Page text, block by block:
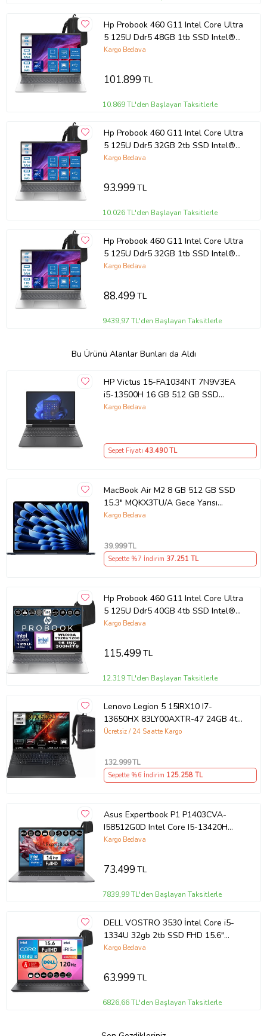
Hp Probook 460 G11 Intel Core Ultra
5 125U Ddr5 48GB 1tb SSD Intel®
Aı Boost 16 Wuxga IPS Windows 11
9Y7S7ETP14 + Zettaçanta
Kargo Bedava
101.899TL
10.869 TL'den Başlayan Taksitlerle
Hp Probook 460 G11 Intel Core Ultra
5 125U Ddr5 32GB 2tb SSD Intel®
Aı Boost 16 Wuxga IPS Windows 11
9Y7S7ETP11 + Zettaçanta
Kargo Bedava
93.999TL
10.026 TL'den Başlayan Taksitlerle
Hp Probook 460 G11 Intel Core Ultra
5 125U Ddr5 32GB 1tb SSD Intel®
Aı Boost 16 Wuxga IPS Windows 11
9Y7S7ETP10 + Zettaçanta
Kargo Bedava
88.499TL
9439,97 TL'den Başlayan Taksitlerle
Bu Ürünü Alanlar Bunları da Aldı
HP Victus 15-FA1034NT 7N9V3EA
i5-13500H 16 GB 512 GB SSD
RTX4050 15.6" Full HD Gaming
Kargo Bedava
Sepet Fiyatı 43.490TL
MacBook Air M2 8 GB 512 GB SSD
15.3" MQKX3TU/A Gece Yarısı
Outlet (Açıklamayı Okuyunuz)
Kargo Bedava
39.999TL
Sepette %7 İndirim 37.251 TL
Hp Probook 460 G11 Intel Core Ultra
5 125U Ddr5 40GB 4tb SSD Intel®
Aı Boost 16" Wuxga IPS Freedos
Zetta Çanta
Kargo Bedava
115.499TL
12.319 TL'den Başlayan Taksitlerle
Lenovo Legion 5 15IRX10 I7-
13650HX 83LY00AXTR-47 24GB 4tb
RTX5060 8gb W11PRO 15.3"
Ücretsiz / 24 Saatte Kargo
132.999TL
Sepette %6 İndirim 125.258TL
Asus Expertbook P1 P1403CVA-
I58512G0D Intel Core I5-13420H
40GB Ddr5 256GB SSD
UHD Taşınabilir Bilgisayar
Kargo Bedava
73.499TL
7839,99 TL'den Başlayan Taksitlerle
DELL VOSTRO 3530 İntel Core i5-
1334U 32gb 2tb SSD FHD 15.6"
120HZ W11Home
Kargo Bedava
63.999TL
6826,66 TL'den Başlayan Taksitlerle